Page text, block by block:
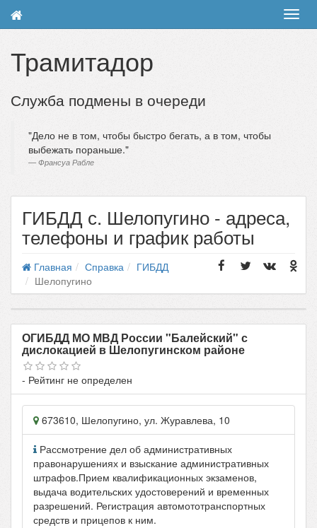
Трамитадор
Служба подмены в очереди
Дело не в том, чтобы быстро бегать, а в том, чтобы
выбежать пораньше.
Франсуа Рабле
ГИБДД с. Шелопугино - адреса,
телефоны и график работы
Главная Справка
ГИБДД
Шелопугино
ОГИБДД МО МВД России "Балейский" с
дислокацией в Шелопугинском районе
- Рейтинг не определен
673610, Шелопугино, ул. Журавлева, 10
Рассмотрение дел об административных
правонарушениях и взыскание административных
штрафов.Прием квалификационных экзаменов,
выдача водительских удостоверений и временных
разрешений. Регистрация автомототранспортных
средств и прицепов к ним.